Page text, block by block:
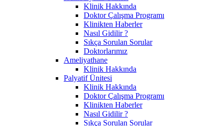
Klinik Hakkında
Doktor Çalışma Programı
Klinikten Haberler
Nasıl Gidilir ?
Sıkça Sorulan Sorular
Doktorlarımız
Ameliyathane
Klinik Hakkında
Palyatif Ünitesi
Klinik Hakkında
Doktor Çalışma Programı
Klinikten Haberler
Nasıl Gidilir ?
Sıkça Sorulan Sorular